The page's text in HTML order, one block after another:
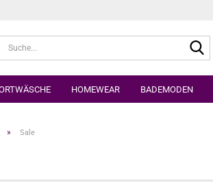
HOMEWEAR BADEMODEN
» Sale